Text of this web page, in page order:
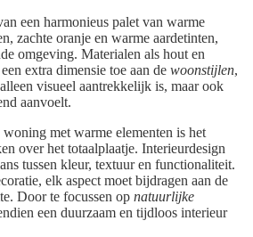
een harmonieus palet van warme
zachte oranje en warme aardetinten,
omgeving. Materialen als hout en
extra dimensie toe aan de woonstijlen,
visueel aantrekkelijk is, maar ook
aanvoelt.
met warme elementen is het
over het totaalplaatje. Interieurdesign
tussen kleur, textuur en functionaliteit.
elk aspect moet bijdragen aan de
Door te focussen op natuurlijke
een duurzaam en tijdloos interieur